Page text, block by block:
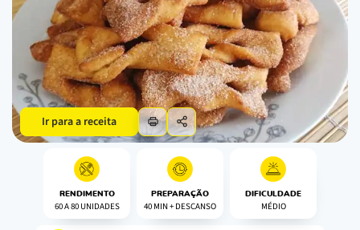
Ir para a receita
RENDIMENTO
60 A 80 UNIDADES
PREPARAÇÃO
40 MIN + DESCANSO
DIFICULDADE
MÉDIO